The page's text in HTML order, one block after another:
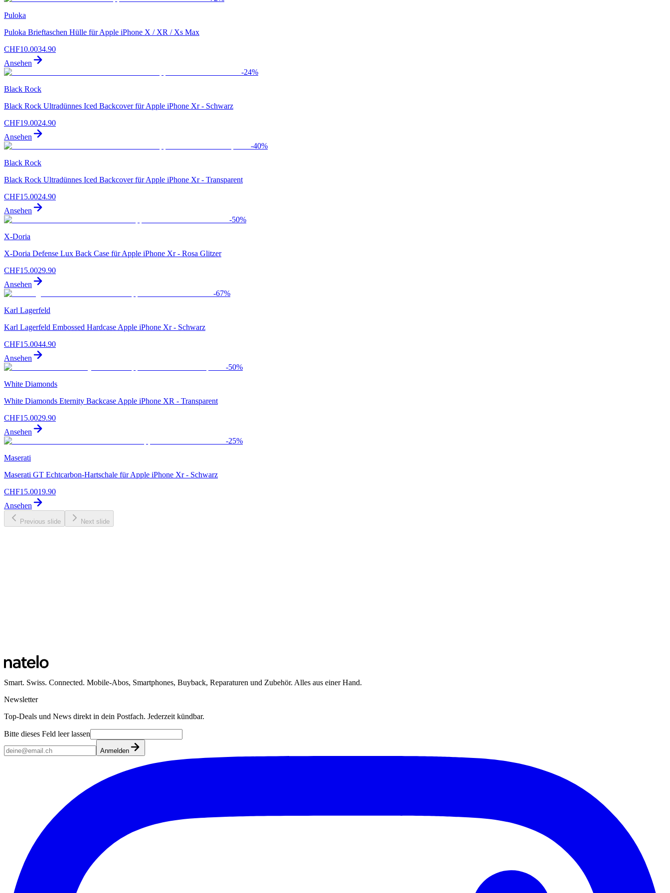
Puloka
Puloka Brieftaschen Hülle für Apple iPhone X / XR / Xs Max
CHF10.0034.90
Ansehen
-24%
Black Rock
Black Rock Ultradünnes Iced Backcover für Apple iPhone Xr - Schwarz
CHF19.0024.90
Ansehen
-40%
Black Rock
Black Rock Ultradünnes Iced Backcover für Apple iPhone Xr - Transparent
CHF15.0024.90
Ansehen
-50%
X-Doria
X-Doria Defense Lux Back Case für Apple iPhone Xr - Rosa Glitzer
CHF15.0029.90
Ansehen
-67%
Karl Lagerfeld
Karl Lagerfeld Embossed Hardcase Apple iPhone Xr - Schwarz
CHF15.0044.90
Ansehen
-50%
White Diamonds
White Diamonds Eternity Backcase Apple iPhone XR - Transparent
CHF15.0029.90
Ansehen
-25%
Maserati
Maserati GT Echtcarbon-Hartschale für Apple iPhone Xr - Schwarz
CHF15.0019.90
Ansehen
Previous slide Next slide
Smart. Swiss. Connected. Mobile-Abos, Smartphones, Buyback, Reparaturen und Zubehör. Alles aus einer Hand.
Newsletter
Top-Deals und News direkt in dein Postfach. Jederzeit kündbar.
Bitte dieses Feld leer lassen
Anmelden